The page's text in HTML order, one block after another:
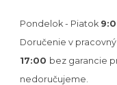
Pondelok - Piatok
Doručenie v
17:00 bez garancie
nedoručujeme.